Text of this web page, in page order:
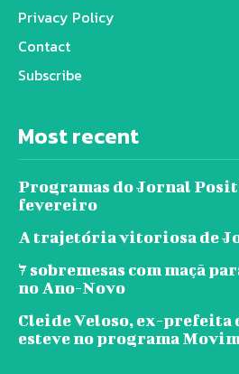
Privacy Policy
Contact
Subscribe
Most recent
Programas do Jornal
fevereiro
A trajetória vitoriosa de
7 sobremesas com maçã
no Ano-Novo
Cleide Veloso, ex-prefeita
esteve no programa